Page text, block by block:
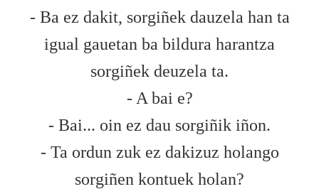
- Ba ez dakit, sorgiñek dauzela han ta
igual gauetan ba bildura harantza
sorgiñek deuzela ta.
- A bai e?
- Bai... oin ez dau sorgiñik iñon.
- Ta ordun zuk ez dakizuz holango
sorgiñen kontuek holan?